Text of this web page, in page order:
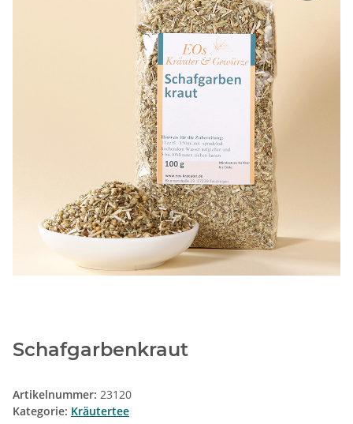
Schafgarbenkraut
Artikelnummer: 23120
Kategorie: Kräutertee